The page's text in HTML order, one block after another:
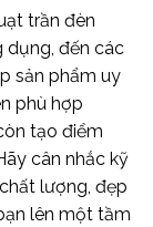
trần đèn
dụng, đến các
sản phẩm uy
phù hợp
tạo điểm
cân nhắc kỹ
lượng, đẹp
lên một tầm